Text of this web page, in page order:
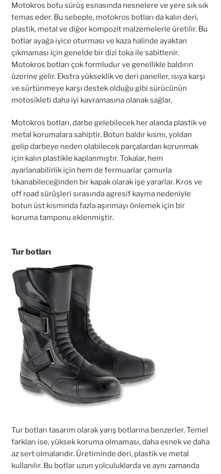
Motokros botu sürüş esnasında nesnelere ve yere sık sık
temas eder. Bu sebeple, motokros botları da kalın deri,
plastik, metal ve diğer kompozit malzemelerle üretilir. Bu
botlar ayağa iyice oturması ve kaza halinde ayaktan
çıkmaması için genelde bir dizi toka ile sabitlenir.
Motokros botları çok formludur ve genellikle baldırın
üzerine gelir. Ekstra yükseklik ve deri paneller, ısıya karşı
ve sürtünmeye karşı destek olduğu gibi sürücünün
motosikleti daha iyi kavramasına olanak sağlar.
Motokros botları, darbe gelebilecek her alanda plastik ve
metal korumalara sahiptir. Botun baldır kısmı, yoldan
gelip darbeye neden olabilecek parçalardan korunmak
için kalın plastikle kaplanmıştır. Tokalar, hem
ayarlanabilirlik için hem de fermuarlar çamurla
tıkanabileceğinden bir kapak olarak işe yararlar. Kros ve
off road sürüşleri sırasında agresif kayma nedeniyle
botun üst kısmında fazla aşınmayı önlemek için bir
koruma tamponu eklenmiştir.
Tur botları
Tur botları tasarım olarak yarış botlarına benzerler. Temel
farkları ise, yüksek koruma olmaması, daha esnek ve daha
az sert olmalarıdır. Üretiminde deri, plastik ve metal
kullanılır. Bu botlar uzun yolculuklarda ve aynı zamanda